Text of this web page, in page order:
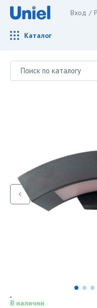
Вход /
Каталог
В наличии